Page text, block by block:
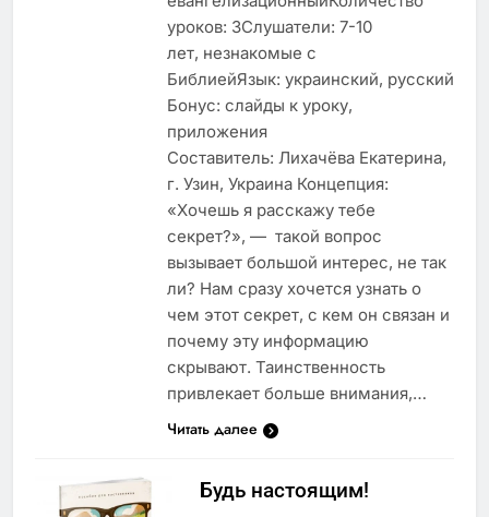
уроков: 3Слушатели: 7-10
лет, незнакомые с
БиблиейЯзык: украинский, русский
Бонус: слайды к уроку,
приложения
Составитель: Лихачёва Екатерина,
г. Узин, Украина Концепция:
«Хочешь я расскажу тебе
секрет?», — такой вопрос
вызывает большой интерес, не так
ли? Нам сразу хочется узнать о
чем этот секрет, с кем он связан и
почему эту информацию
скрывают. Таинственность
привлекает больше внимания,…
Читать далее
Будь настоящим!